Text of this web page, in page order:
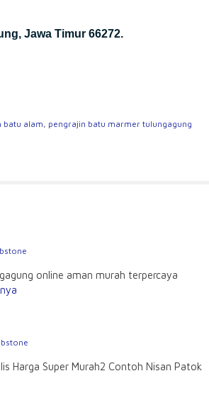
Jawa Timur 66272.
batu alam, pengrajin batu marmer tulungagung
online aman murah terpercaya
Harga Super Murah2 Contoh Nisan Patok